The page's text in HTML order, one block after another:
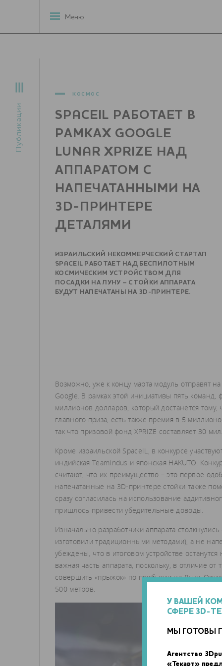
У ВАШЕЙ
СФЕРЕ 3D-
МЫ ГОТОВЫ
Агентство
«Текарт»
Публикации
Меню
космос
SPACEIL РАБОТАЕТ В
РАМКАХ GOOGLE
LUNAR XPRIZE НАД
АППАРАТОМ С
НАПЕЧАТАННЫМИ НА
3D-ПРИНТЕРЕ
ДЕТАЛЯМИ
ИЗРАИЛЬСКИЙ НЕКОММЕРЧЕСКИЙ СТАРТАП
SPACEIL РАБОТАЕТ НАД БЕСПИЛОТНЫМ
КОСМИЧЕСКИМ УСТРОЙСТВОМ ДЛЯ
ПОСАДКИ НА ЛУНУ – СТОЙКИ АППАРАТА
БУДУТ НАПЕЧАТАНЫ НА 3D-ПРИНТЕРЕ.
Возможно, уже к концу марта модуль отправят
Google. В рамках этой инициативы пять
миллионов долларов, который достанется
главного приза, есть также премия в 5
так что призовой фонд XPRIZE составляет 30
Кроме израильской SpaceIL, в конкурсе
индийская TeamIndus и японская HAKUTO.
считают, что их преимущество – это первое
напечатанные на 3D-принтере стойки также
сразу согласилась на использование
пришлось привести убедительные доводы.
Изначально разработчики аппарата
изготовили традиционными методами), а не
убеждены, что в итоговом устройстве
важная часть аппарата, поскольку, в отличие
совершить «прыжок» по прибытии на Луну.
500 метров.